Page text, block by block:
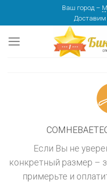
content
Ваш город –
Доставим
Если Вы не
конкретный размер –
примерьте и
изменить